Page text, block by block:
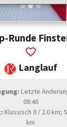
Runde
Langlauf
Letzte
08:46
Klassisch 0 / 2.0 km;
km